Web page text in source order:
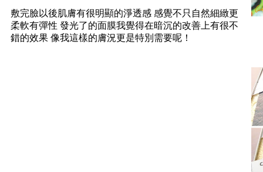
敷完臉以後肌膚有很明顯的淨透感 感覺不只自然細緻更
柔軟有彈性 發光了的面膜我覺得在暗沉的改善上有很不
錯的效果 像我這樣的膚況更是特別需要呢！